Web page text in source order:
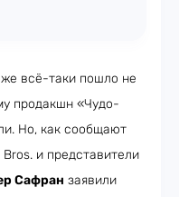
всё-таки пошло не
продакшн «Чудо-
Но, как сообщают
и представители
Сафран заявили